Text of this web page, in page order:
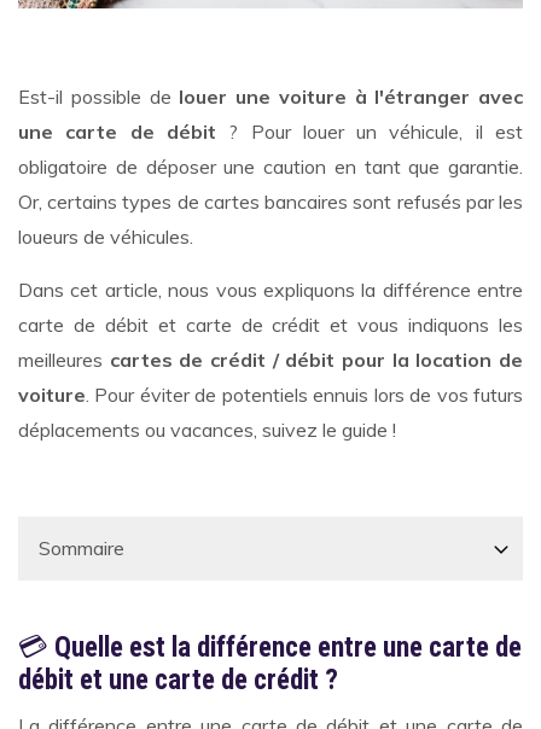
Est-il possible de louer une voiture à l'étranger avec
une carte de débit ? Pour louer un véhicule, il est
obligatoire de déposer une caution en tant que garantie.
Or, certains types de cartes bancaires sont refusés par les
loueurs de véhicules.
Dans cet article, nous vous expliquons la différence entre
carte de débit et carte de crédit et vous indiquons les
meilleures cartes de crédit / débit pour la location de
voiture . Pour éviter de potentiels ennuis lors de vos futurs
déplacements ou vacances, suivez le guide !
💳 Quelle est la différence entre une carte de
débit et une carte de crédit ?